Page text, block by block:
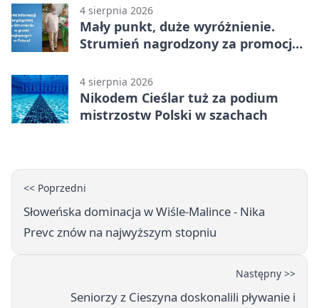
4 sierpnia 2026
Mały punkt, duże wyróżnienie.
Strumień nagrodzony za promocję
4 sierpnia 2026
Nikodem Cieślar tuż za podium
mistrzostw Polski w szachach
<< Poprzedni
Słoweńska dominacja w Wiśle-Malince - Nika
Prevc znów na najwyższym stopniu
Następny >>
Seniorzy z Cieszyna doskonalili pływanie i